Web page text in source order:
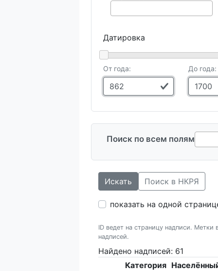
Датировка
От года: До года:
Поиск по всем полям
Искать Поиск в НКРЯ
показать на одной
ID ведет на страницу надписи. Метки
надписей.
Найдено надписей: 61
Категория